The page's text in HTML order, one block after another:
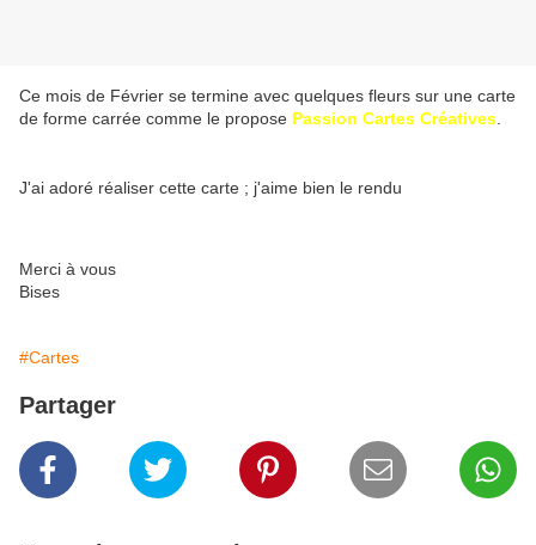
Ce mois de Février se termine avec quelques fleurs sur une carte
de forme carrée comme le propose Passion Cartes Créatives
J'ai adoré réaliser cette carte ; j'aime bien le rendu
Merci à vous
Bises
#Cartes
Partager